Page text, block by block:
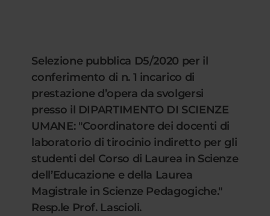
Selezione pubblica D5/2020 per il
conferimento di n. 1 incarico di
prestazione d’opera da svolgersi
presso il DIPARTIMENTO DI SCIENZE
UMANE: "Coordinatore dei docenti di
laboratorio di tirocinio indiretto per gli
studenti del Corso di Laurea in Scienze
dell’Educazione e della Laurea
Magistrale in Scienze Pedagogiche."
Resp.le Prof. Lascioli.